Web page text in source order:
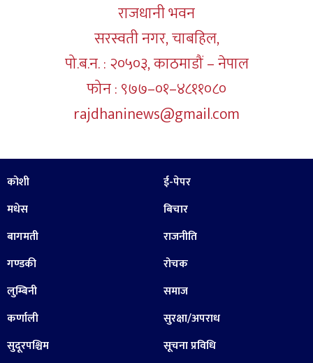
राजधानी भवन
सरस्वती नगर, चाबहिल,
पो.ब.न. : २०५०३, काठमाडौं – नेपाल
फोन : ९७७–०१–४८११०८०
rajdhaninews@gmail.com
कोशी
मधेस
बागमती
गण्डकी
लुम्बिनी
कर्णाली
सुदूरपश्चिम
ई-पेपर
बिचार
राजनीति
रोचक
समाज
सुरक्षा/अपराध
सूचना प्रविधि